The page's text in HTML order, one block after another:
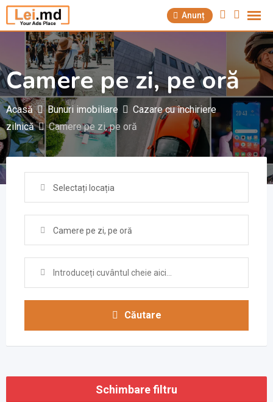
Săriți
la
conținut
Anunț
Camere pe zi, pe oră
Acasă Bunuri imobiliare
Cazare cu închiriere
zilnică
Camere pe zi, pe oră
Selectați locația
Camere pe zi, pe oră
Căutare
Schimbare filtru